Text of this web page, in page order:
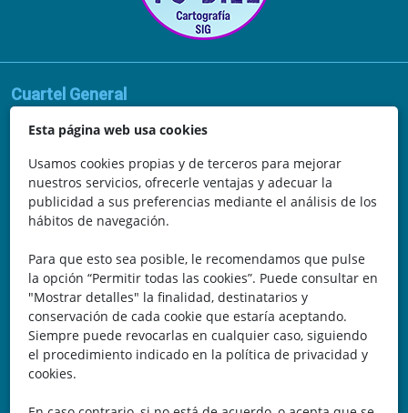
Esta página web usa cookies
Usamos cookies propias y de terceros para mejorar
nuestros servicios, ofrecerle ventajas y adecuar la
publicidad a sus preferencias mediante el análisis de los
hábitos de navegación.
Para que esto sea posible, le recomendamos que pulse
la opción “Permitir todas las cookies”. Puede consultar en
"Mostrar detalles" la finalidad, destinatarios y
conservación de cada cookie que estaría aceptando.
Siempre puede revocarlas en cualquier caso, siguiendo
el procedimiento indicado en la política de privacidad y
cookies.
Cuartel General
Avda. de la Vega, 62
N.I.F.: 44252675-P
Belicena, Granada
España
Teléfono: 646 672 931
Email: bomberocallejero@gmail.com
Trayectoria
Nuestra Experiencia nos avala. Llevamos más de 25 años